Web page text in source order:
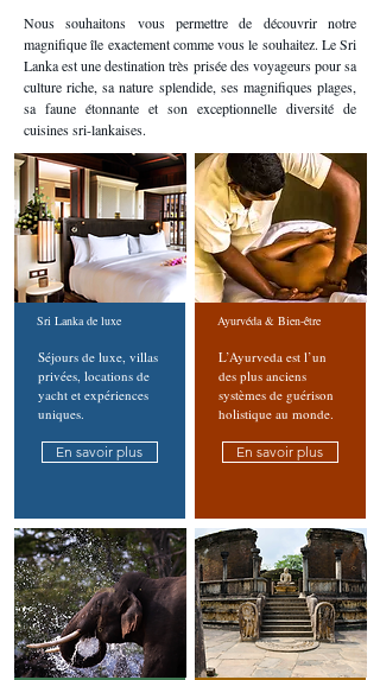
Nous souhaitons vous permettre de découvrir notre
magnifique île exactement comme vous le souhaitez. Le Sri
Lanka est une destination très prisée des voyageurs pour sa
culture riche, sa nature splendide, ses magnifiques plages,
sa faune étonnante et son exceptionnelle diversité de
cuisines sri-lankaises.
Sri Lanka de luxe
Séjours de luxe, villas
privées, locations de
yacht et expériences
uniques.
En savoir plus
​Ayurvéda & Bien-être
L’Ayurveda est l’un
des plus anciens
systèmes de guérison
holistique au monde.
En savoir plus